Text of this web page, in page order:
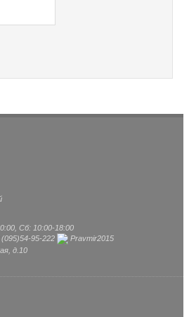
Сб: 10:00-18:00
(095)54-95-222
Pravmir2015
д.10